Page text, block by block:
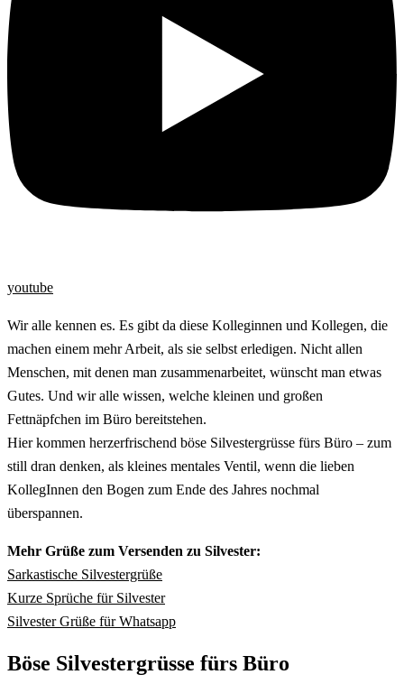
youtube
Wir alle kennen es. Es gibt da diese Kolleginnen und Kollegen, die
machen einem mehr Arbeit, als sie selbst erledigen. Nicht allen
Menschen, mit denen man zusammenarbeitet, wünscht man etwas
Gutes. Und wir alle wissen, welche kleinen und großen
Fettnäpfchen im Büro bereitstehen.
Hier kommen herzerfrischend böse Silvestergrüsse fürs Büro – zum
still dran denken, als kleines mentales Ventil, wenn die lieben
KollegInnen den Bogen zum Ende des Jahres nochmal
überspannen.
Mehr Grüße zum Versenden zu Silvester:
Sarkastische Silvestergrüße
Kurze Sprüche für Silvester
Silvester Grüße für Whatsapp
Böse Silvestergrüsse fürs Büro